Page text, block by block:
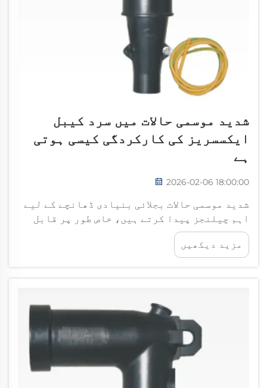
شدید موسمی حالات میں سرد کیبل
ایکسسریز کی کارکردگی کیسی ہوتی
ہے
2026-02-06 18:00:00
شدید موسمی حالات بجلائی بنیادی ڈھانچے کے لیے
اہم چیلنجز پیدا کرتے ہیں، خاص طور پر قابل
اعتماد بجلی کی منتقلی اور تقسیم کے نظام کو
برقرار رکھنے کے معاملے میں۔ سرد کیبل
ایکسیسوریز بجلائی نظام کو یقینی بنانے کے لیے
مزید دیکھیں